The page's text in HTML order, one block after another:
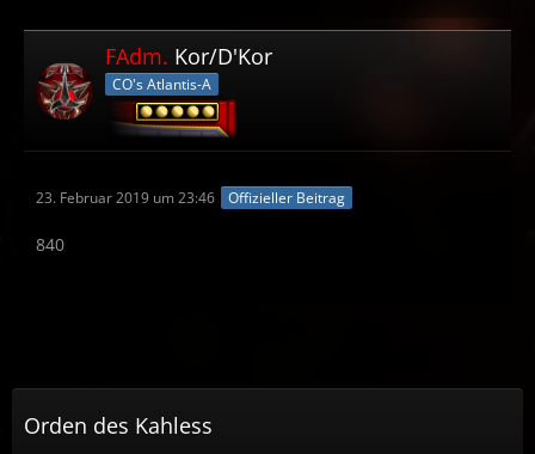
FAdm. Kor/D'Kor
CO's Atlantis-A
23. Februar 2019 um 23:46 Offizieller Beitrag
840
Orden des Kahless